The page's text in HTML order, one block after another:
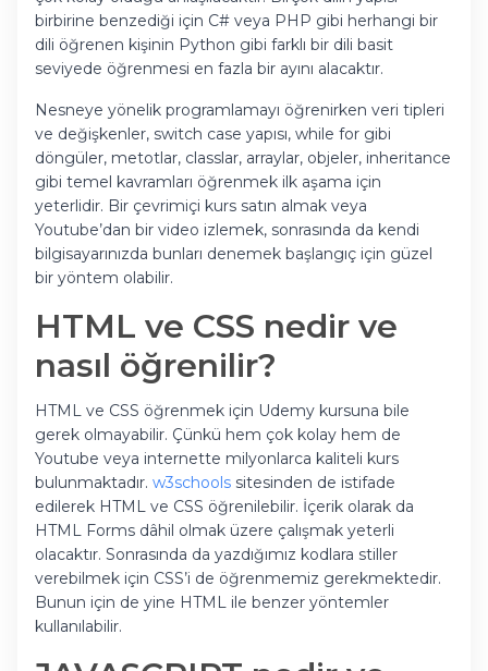
birbirine benzediği için C# veya PHP gibi herhangi bir
dili öğrenen kişinin Python gibi farklı bir dili basit
seviyede öğrenmesi en fazla bir ayını alacaktır.
Nesneye yönelik programlamayı öğrenirken veri tipleri
ve değişkenler, switch case yapısı, while for gibi
döngüler, metotlar, classlar, arraylar, objeler, inheritance
gibi temel kavramları öğrenmek ilk aşama için
yeterlidir. Bir çevrimiçi kurs satın almak veya
Youtube’dan bir video izlemek, sonrasında da kendi
bilgisayarınızda bunları denemek başlangıç için güzel
bir yöntem olabilir.
HTML ve CSS nedir ve
nasıl öğrenilir?
HTML ve CSS öğrenmek için Udemy kursuna bile
gerek olmayabilir. Çünkü hem çok kolay hem de
Youtube veya internette milyonlarca kaliteli kurs
bulunmaktadır. w3schools sitesinden de istifade
edilerek HTML ve CSS öğrenilebilir. İçerik olarak da
HTML Forms dâhil olmak üzere çalışmak yeterli
olacaktır. Sonrasında da yazdığımız kodlara stiller
verebilmek için CSS’i de öğrenmemiz gerekmektedir.
Bunun için de yine HTML ile benzer yöntemler
kullanılabilir.